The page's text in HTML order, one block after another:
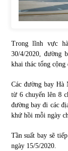
Trong lĩnh vực
30/4/2020, đường
khai thác tổng cộng
Các đường bay
từ 6 chuyến lên 8
đường bay đi các
khứ hồi mỗi ngày
Tần suất bay sẽ
ngày 15/5/2020.